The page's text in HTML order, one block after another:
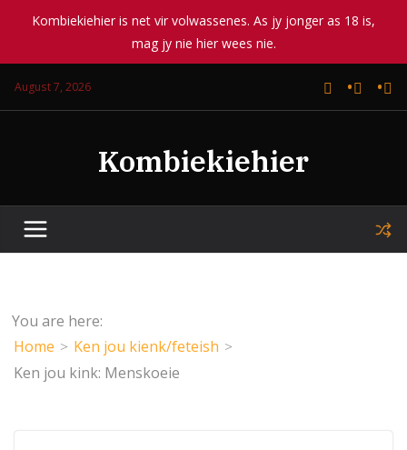
Kombiekiehier is net vir volwassenes. As jy jonger as 18 is,
mag jy nie hier wees nie.
August 7, 2026
Kombiekiehier
You are here:
Home
Ken jou kienk/feteish
Ken jou kink: Menskoeie